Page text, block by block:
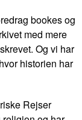
bookes og
med mere
Og vi har
historien har
Rejser